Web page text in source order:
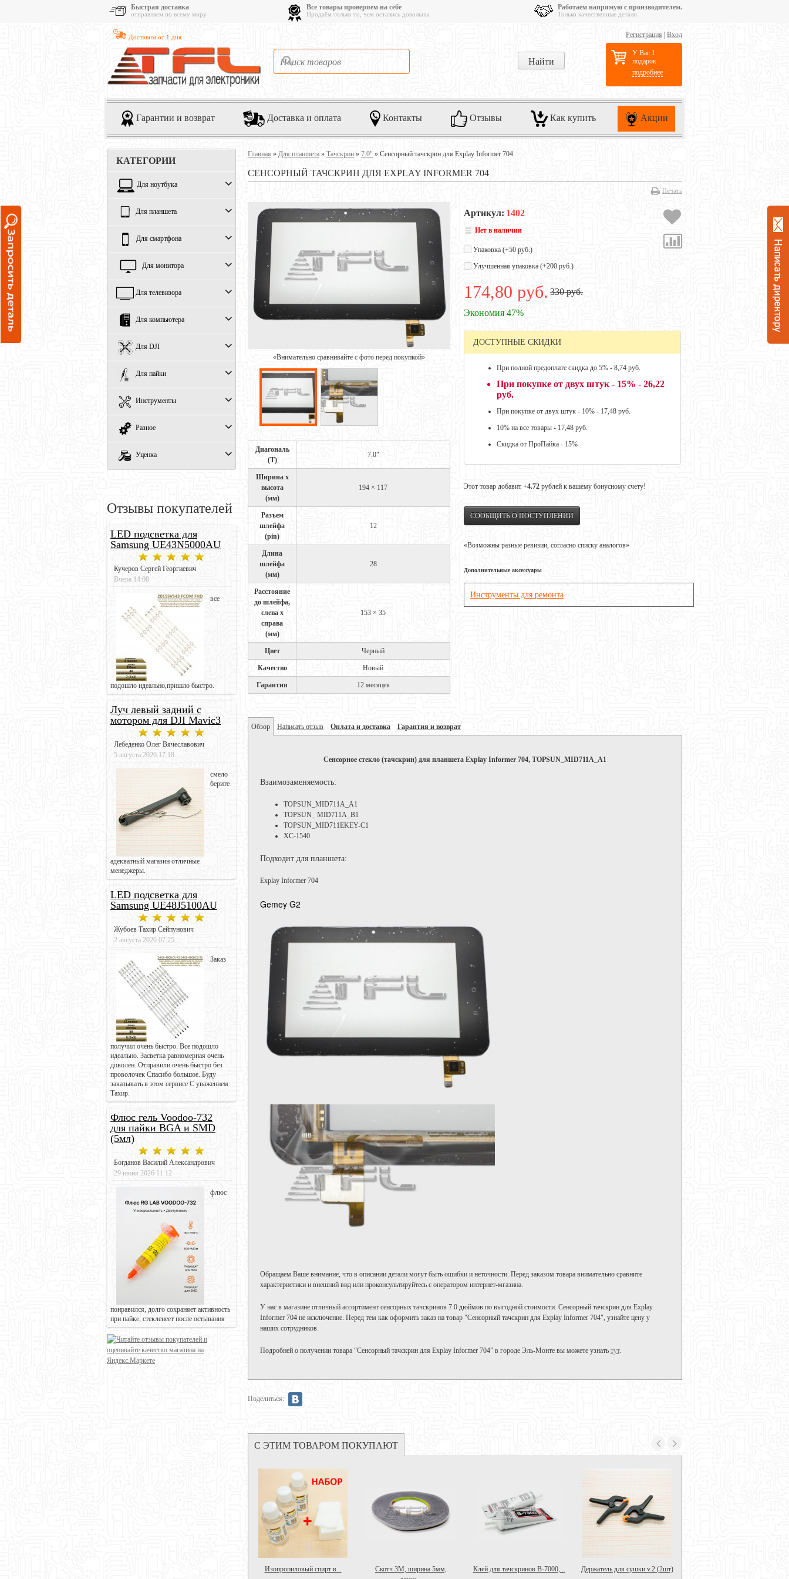
Быстрая доставка
отправляем по всему миру
Все товары проверяем на себе
Продаём только то, чем остались довольны
Работаем напрямую с производителем.
Только качественные детали
Доставим от 1 дня Регистрация Вход
У Вас 1
подарок
подробнее
Гарантии и возврат Доставка и оплата Контакты Отзывы Как купить Акции
КАТЕГОРИИ
Для ноутбука
Для планшета
Для смартфона
Для монитора
Для телевизора
Для компьютера
Для DJI
Для пайки
Инструменты
Разное
Уценка
Отзывы покупателей
LED подсветка для
Samsung UE43N5000AU
Кучеров Сергей Георгиевич
Вчера 14:08
все
подошло идеально,пришло быстро.
Луч левый задний с
мотором для DJI Mavic3
Лебеденко Олег Вячеславович
5 августа 2026 17:18
смело
берите
адекватный магазин отличные
менеджеры.
LED подсветка для
Samsung UE48J5100AU
Жубоев Тахир Сейпунович
2 августа 2026 07:25
Заказ
получил очень быстро. Все подошло
идеально. Засветка равномерная очень
доволен. Отправили очень быстро без
проволочек Спасибо большое. Буду
заказывать в этом сервисе С уважением
Тахир.
Флюс гель Voodoo-732
для пайки BGA и SMD
(5мл)
Богданов Василий Александрович
29 июня 2026 11:12
флюс
понравился, долго сохраняет активность
при пайке, стекленеет после остывания
Главная » Для планшета » Тачскрин » 7.0" » Сенсорный тачскрин для Explay Informer 704
СЕНСОРНЫЙ ТАЧСКРИН ДЛЯ EXPLAY INFORMER 704
Печать
«Внимательно сравнивайте с фото перед покупкой»
Диагональ
(Т)
7.0"
Ширина x
высота
(мм)
194 × 117
Разъем
шлейфа
(pin)
12
Длина
шлейфа
(мм)
28
Расстояние
до шлейфа,
слева х
справа
(мм)
153 × 35
Цвет Черный
Качество Новый
Гарантия 12 месяцев
Артикул: 1402
Нет в наличии
Упаковка (+50 руб.)
Улучшенная упаковка (+200 руб.)
174,80 руб. 330 руб.
Экономия 47%
ДОСТУПНЫЕ СКИДКИ
При полной предоплате скидка до 5% - 8,74 руб.
При покупке от двух штук - 15% - 26,22
руб.
При покупке от двух штук - 10% - 17,48 руб.
10% на все товары - 17,48 руб.
Скидка от ПроПайка - 15%
Этот товар добавит +4.72 рублей к вашему бонусному счету!
СООБЩИТЬ О ПОСТУПЛЕНИИ
«Возможны разные ревизии, согласно списку аналогов»
Дополнительные аксессуары
Инструменты для ремонта
Обзор Написать отзыв Оплата и доставка Гарантия и возврат
Сенсорное стекло (тачскрин) для планшета Explay Informer 704, TOPSUN_MID711A_A1
Взаимозаменяемость:
TOPSUN_MID711A_A1
TOPSUN_ MID711A_B1
TOPSUN_MID711EKEY-C1
XC-1540
Подходит для планшета:
Explay Informer 704
Gemey G2
Обращаем Ваше внимание, что в описании детали могут быть ошибки и неточности. Перед заказом товара внимательно сравните
характеристики и внешний вид или проконсультируйтесь с оператором интернет-мгазина.
У нас в магазине отличный ассортимент сенсорных тачскринов 7.0 дюймов по выгодной стоимости. Сенсорный тачскрин для Explay
Informer 704 не исключение. Перед тем как оформить заказ на товар "Сенсорный тачскрин для Explay Informer 704", узнайте цену у
наших сотрудников.
Подробней о получении товара “Сенсорный тачскрин для Explay Informer 704” в городе Эль-Монте вы можете узнать тут.
Поделиться:
С ЭТИМ ТОВАРОМ ПОКУПАЮТ
Изопропиловый спирт в...
Скотч 3M, ширина 5мм,
Клей для тачскринов B-7000,... Держатель для сушки v.2 (2шт)